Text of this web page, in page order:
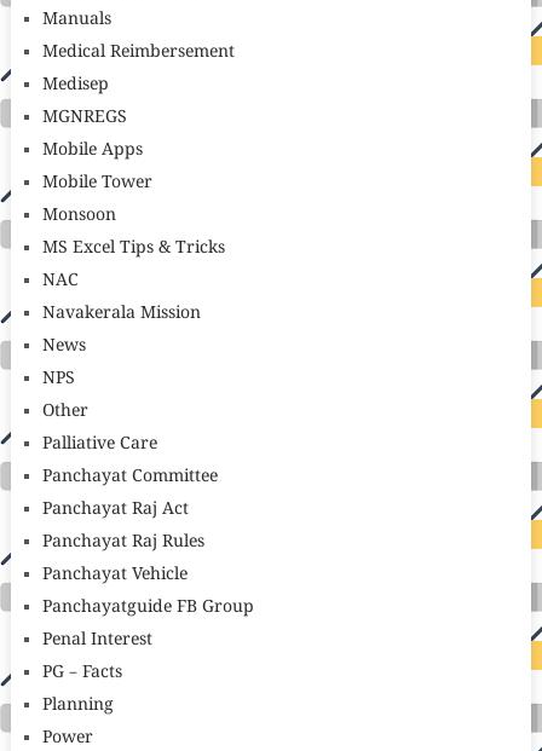
Manuals
Medical Reimbersement
Medisep
MGNREGS
Mobile Apps
Mobile Tower
Monsoon
MS Excel Tips & Tricks
NAC
Navakerala Mission
News
NPS
Other
Palliative Care
Panchayat Committee
Panchayat Raj Act
Panchayat Raj Rules
Panchayat Vehicle
Panchayatguide FB Group
Penal Interest
PG – Facts
Planning
Power